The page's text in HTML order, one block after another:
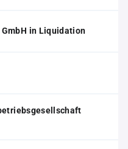
GmbH in Liquidation